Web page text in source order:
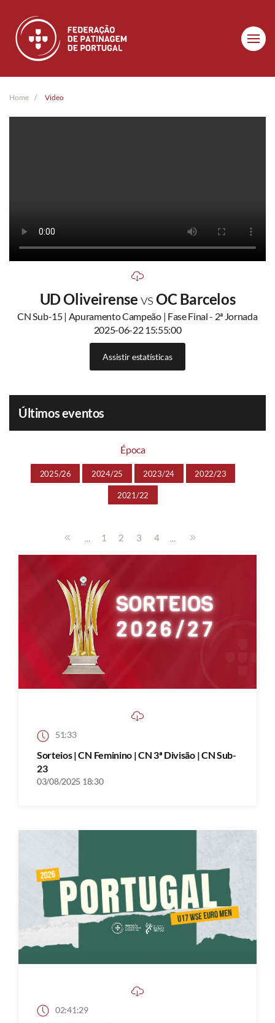
Skip to main content
Home Video
UD OliveirensevsOC Barcelos
CN Sub-15 | Apuramento Campeão | Fase Final - 2ª Jornada
2025-06-22 15:55:00
Assistir estatísticas
Últimos eventos
Época
2025/26 2024/25 2023/24 2022/23
2021/22
... 1 2 3 4 ...
51:33
Sorteios | CN Feminino | CN 3ª Divisão | CN Sub-
23
03/08/2025 18:30
02:41:29